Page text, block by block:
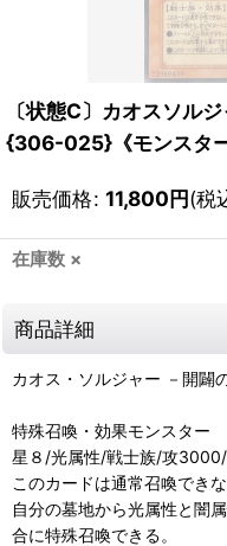
〔状態C〕カオスソル
{306-025}《モンスター
販売価格: 11,800円(税
在庫数 ×
商品詳細
カオス・ソルジャー －開闢
特殊召喚・効果モンスター
星８/光属性/戦士族/攻
このカードは通常召喚できな
自分の墓地から光属性と闇
合に特殊召喚できる。